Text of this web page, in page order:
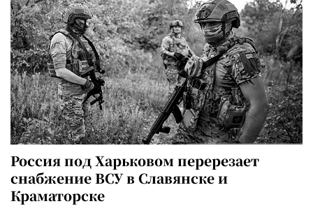
Россия под Харьковом перерезает
снабжение ВСУ в Славянске и
Краматорске